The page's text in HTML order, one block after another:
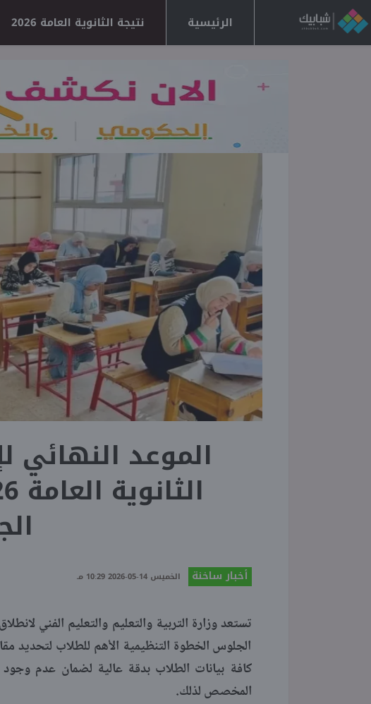
الرئيسية نتيجة الثانوية العامة 2026
الموعد النهائي
أخبار ساخنة الخميس 14-05-2026 10:29 مـ
تستعد وزارة التربية والتعليم والتعليم الفني
الجلوس الخطوة التنظيمية الأهم للطلاب لتحديد
كافة بيانات الطلاب بدقة عالية لضمان عدم وجود
المخصص لذلك.